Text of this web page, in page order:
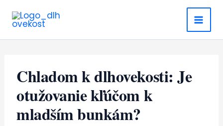
Chladom k dlhovekosti: Je
otužovanie kľúčom k
mladším bunkám?